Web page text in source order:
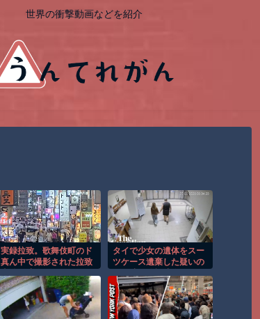
世界の衝撃動画などを紹介
実録拉致。歌舞伎町のド
真ん中で撮影された拉致
タイで少女の遺体をスー
ツケース遺棄した疑いの